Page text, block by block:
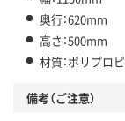
奥行：620mm
高さ：500mm
材質：ポリプロ
備考（ご注意）